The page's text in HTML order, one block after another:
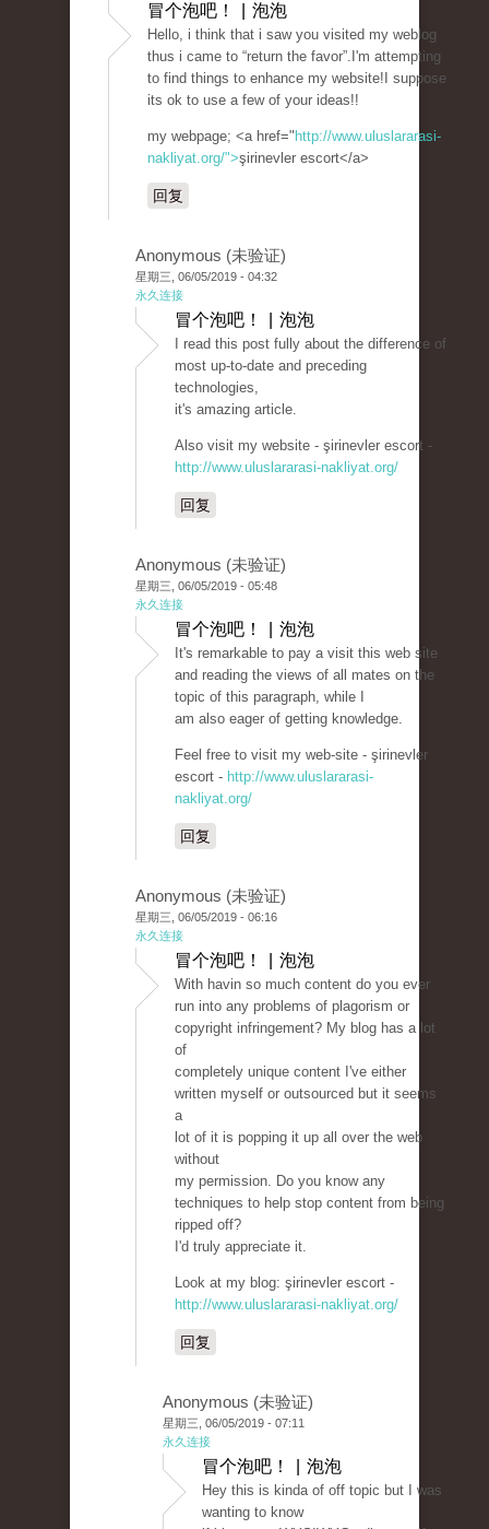
冒个泡吧！ | 泡泡
Hello, i think that i saw you visited my weblog
thus i came to “return the favor”.I'm attempting
to find things to enhance my website!I suppose
its ok to use a few of your ideas!!
my webpage; <a href=" http://www.uluslararasi-
nakliyat.org/">şirinevler escort</a>
回复
Anonymous (未验证)
星期三, 06/05/2019 - 04:32
永久连接
冒个泡吧！ | 泡泡
I read this post fully about the difference of
most up-to-date and preceding
technologies,
it's amazing article.
Also visit my website - şirinevler escort -
http://www.uluslararasi-nakliyat.org/
回复
Anonymous (未验证)
星期三, 06/05/2019 - 05:48
永久连接
冒个泡吧！ | 泡泡
It's remarkable to pay a visit this web site
and reading the views of all mates on the
topic of this paragraph, while I
am also eager of getting knowledge.
Feel free to visit my web-site - şirinevler
escort - http://www.uluslararasi-
nakliyat.org/
回复
Anonymous (未验证)
星期三, 06/05/2019 - 06:16
永久连接
冒个泡吧！ | 泡泡
With havin so much content do you ever
run into any problems of plagorism or
copyright infringement? My blog has a lot
of
completely unique content I've either
written myself or outsourced but it seems
a
lot of it is popping it up all over the web
without
my permission. Do you know any
techniques to help stop content from being
ripped off?
I'd truly appreciate it.
Look at my blog: şirinevler escort -
http://www.uluslararasi-nakliyat.org/
回复
Anonymous (未验证)
星期三, 06/05/2019 - 07:11
永久连接
冒个泡吧！ | 泡泡
Hey this is kinda of off topic but I was
wanting to know